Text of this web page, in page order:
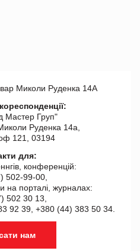
Миколи Руденка 14А
Мастер Груп"
Руденка 14а,
121, 03194
для:
конференцій:
502-99-00,
на порталі, журналах:
502 30 13,
92 39, +380 (44) 383 50 34.
нам